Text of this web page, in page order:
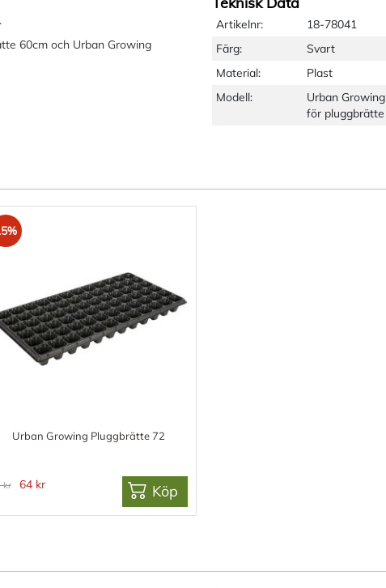
60cm och Urban Growing
Artikelnr:
18-78041
Färg:
Svart
Material:
Plast
Modell:
Urban
för pluggbrätte
Urban Growing Pluggbrätte 72
kr 64 kr Köp